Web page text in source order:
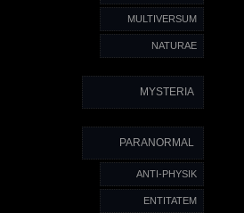
MULTIVERSUM
NATURAE
MYSTERIA
PARANORMAL
ANTI-PHYSIK
ENTITATEM